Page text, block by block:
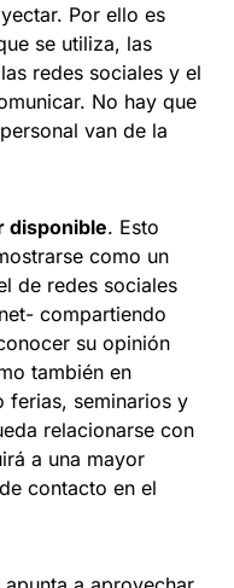
Por ello es
se utiliza, las
redes sociales y el
No hay que
van de la
disponible. Esto
como un
de redes sociales
compartiendo
su opinión
también en
ferias, seminarios y
relacionarse con
a una mayor
contacto en el